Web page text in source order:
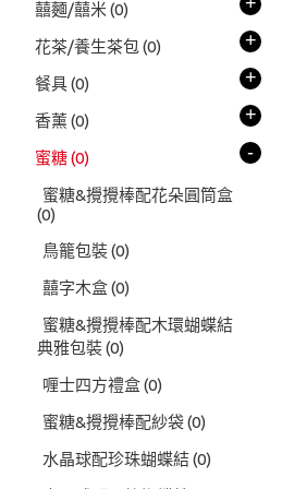
囍麵/囍米 (0)
花茶/養生茶包(0) +
餐具(0) +
香薰 (0) +
蜜糖(0) -
蜜糖&攪攪棒配花朵圓筒盒
(0)
鳥籠包裝(0)
囍字木盒(0)
蜜糖&攪攪棒配木環蝴蝶結
典雅包裝(0)
喱士四方禮盒(0)
蜜糖&攪攪棒配紗袋(0)
水晶球配珍珠蝴蝶結(0)